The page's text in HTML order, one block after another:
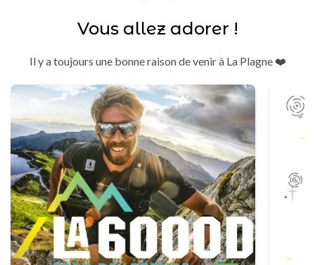
Vous allez adorer !
Il y a toujours une bonne raison de venir à La Plagne ❤️